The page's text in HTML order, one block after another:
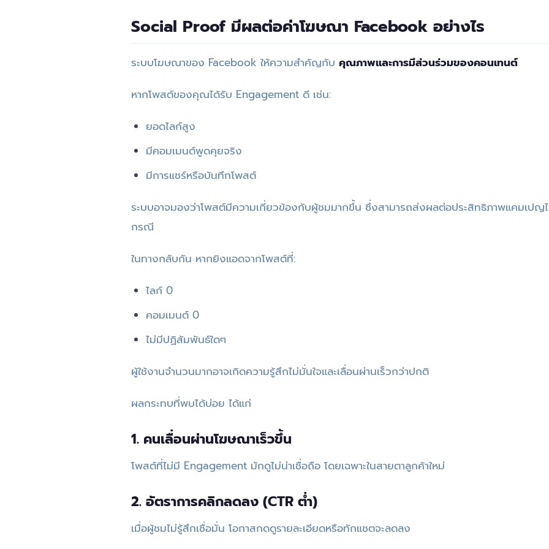
Social Proof มีผลต่อค่าโฆษณา Facebook อย่างไร
ระบบโฆษณาของ Facebook ให้ความสำคัญกับ คุณภาพและการมีส่วนร่วมของคอนเทนต์
หากโพสต์ของคุณได้รับ Engagement ดี เช่น:
ยอดไลก์สูง
มีคอมเมนต์พูดคุยจริง
มีการแชร์หรือบันทึกโพสต์
ระบบอาจมองว่าโพสต์มีความเกี่ยวข้องกับผู้ชมมากขึ้น ซึ่งสามารถส่งผลต่อประสิทธิภาพแคมเปญ
กรณี
ในทางกลับกัน หากยิงแอดจากโพสต์ที่:
ไลก์ 0
คอมเมนต์ 0
ไม่มีปฏิสัมพันธ์ใดๆ
ผู้ใช้งานจำนวนมากอาจเกิดความรู้สึกไม่มั่นใจและเลื่อนผ่านเร็วกว่าปกติ
ผลกระทบที่พบได้บ่อย ได้แก่
1. คนเลื่อนผ่านโฆษณาเร็วขึ้น
โพสต์ที่ไม่มี Engagement มักดูไม่น่าเชื่อถือ โดยเฉพาะในสายตาลูกค้าใหม่
2. อัตราการคลิกลดลง (CTR ต่ำ)
เมื่อผู้ชมไม่รู้สึกเชื่อมั่น โอกาสกดดูรายละเอียดหรือทักแชตจะลดลง